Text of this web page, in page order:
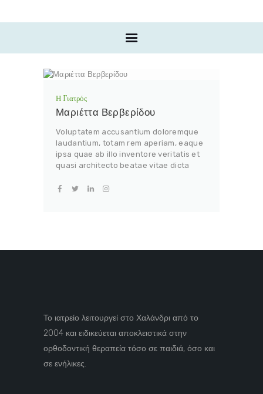
ΠΑΙΔΙΑ
INVISALIGN
ΠΡΙΝ & ΜΕΤΑ
ΕΠΙΚΟΙΝΩΝΙΑ
Η Γιατρός
Μαριέττα Βερβερίδου
Voluptatem accusantium doloremque
laudantium, totam rem aperiam, eaque
ipsa quae ab illo inventore veritatis et
quasi architecto beatae vitae dicta
Το ιατρείο λειτουργεί στο Χαλάνδρι από το
2004 και ειδικεύεται αποκλειστικά στην
ορθοδοντική θεραπεία τόσο σε παιδιά, όσο και
σε ενήλικες.